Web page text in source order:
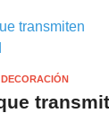
DECORACIÓN